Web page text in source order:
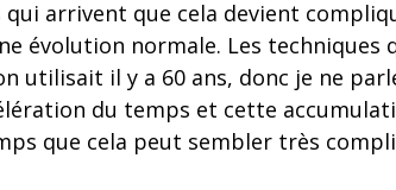
qui arrivent que cela devient
évolution normale. Les
utilisait il y a 60 ans, donc je ne
du temps et cette
que cela peut sembler très